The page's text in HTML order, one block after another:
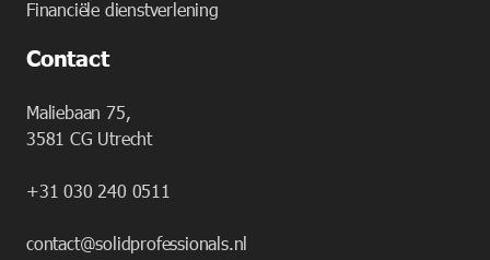
Financiële dienstverlening
Contact
Maliebaan 75,
3581 CG Utrecht
+31 030 240 0511
contact@solidprofessionals.nl